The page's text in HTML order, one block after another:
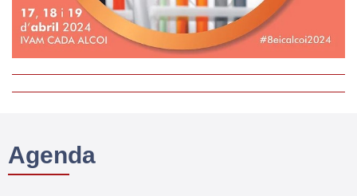
Agenda